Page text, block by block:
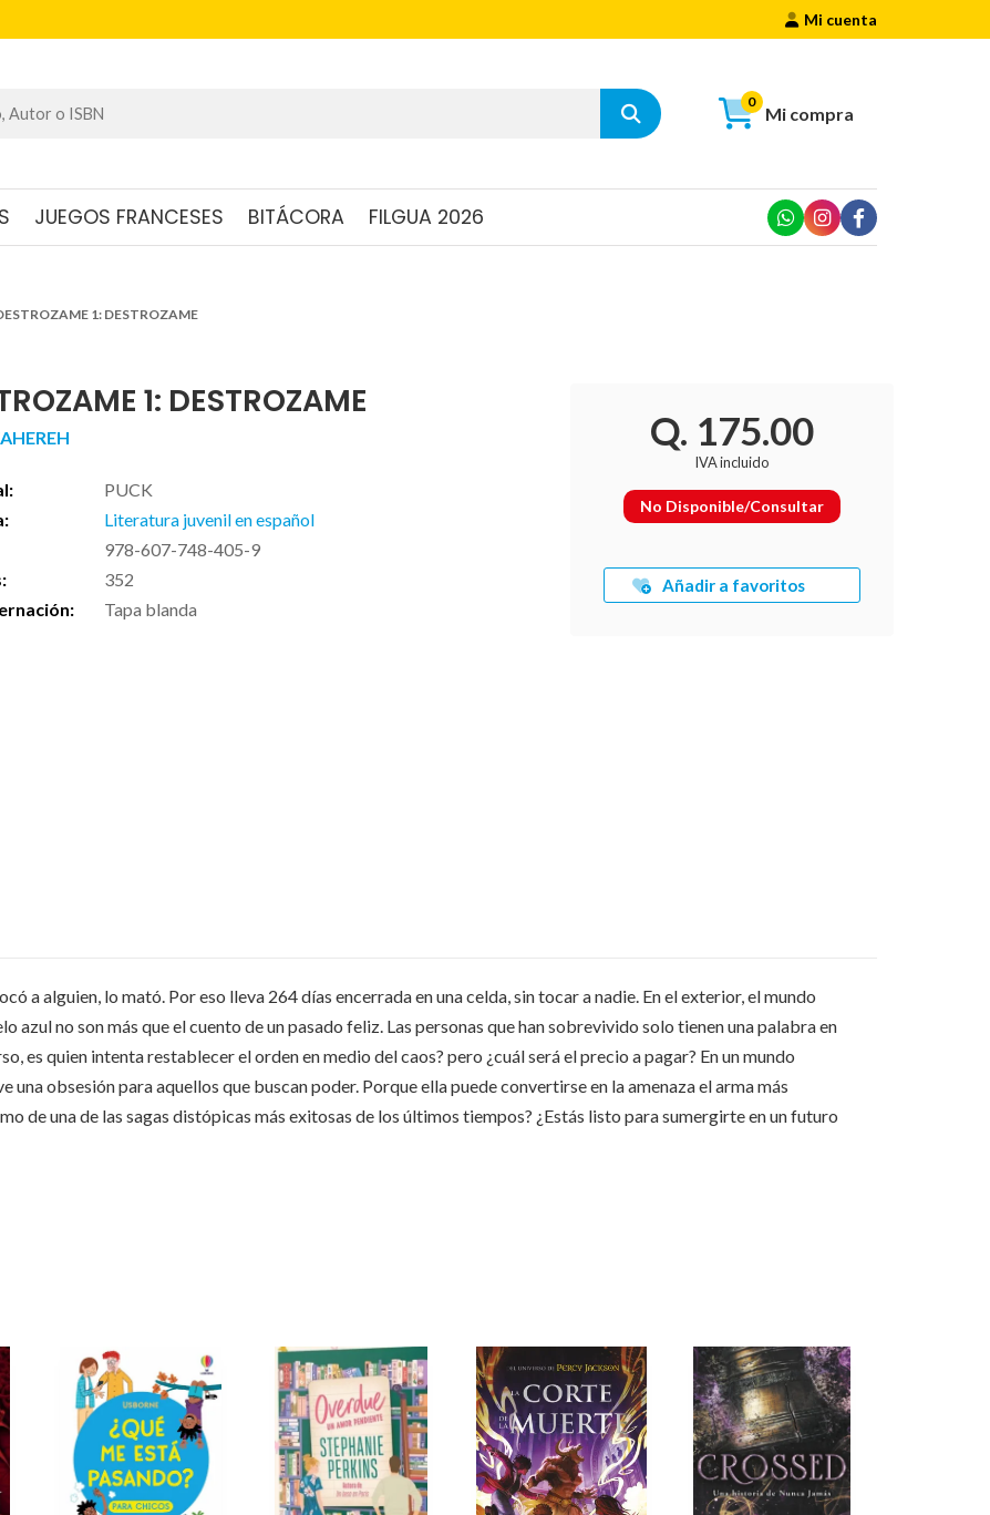
Mi cuenta
Mi compra
0
JUEGOS FRANCESES BITÁCORA FILGUA 2026
1: DESTROZAME
1: DESTROZAME
PUCK
Literatura juvenil en español
978-607-748-405-9
352
Tapa blanda
Q. 175.00
IVA incluido
No Disponible/Consultar
Añadir a favoritos
a alguien, lo mató. Por eso lleva 264 días encerrada en una celda, sin tocar a nadie. En el exterior, el mundo
azul no son más que el cuento de un pasado feliz. Las personas que han sobrevivido solo tienen una palabra en
es quien intenta restablecer el orden en medio del caos? pero ¿cuál será el precio a pagar? En un mundo
una obsesión para aquellos que buscan poder. Porque ella puede convertirse en la amenaza el arma más
de una de las sagas distópicas más exitosas de los últimos tiempos? ¿Estás listo para sumergirte en un futuro